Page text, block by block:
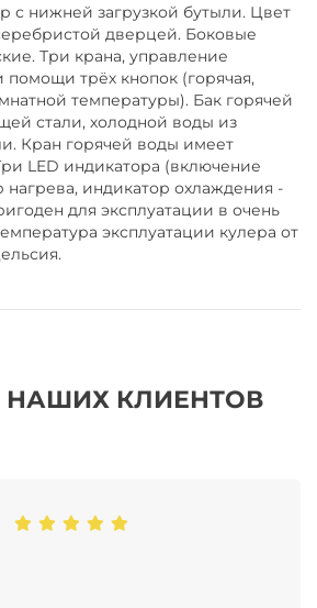
с нижней загрузкой бутыли. Цвет
дверцей. Боковые
Три крана, управление
трёх кнопок (горячая,
температуры). Бак горячей
стали, холодной воды из
Кран горячей воды имеет
LED индикатора (включение
нагрева, индикатор охлаждения -
для эксплуатации в очень
эксплуатации кулера от
КЛИЕНТОВ